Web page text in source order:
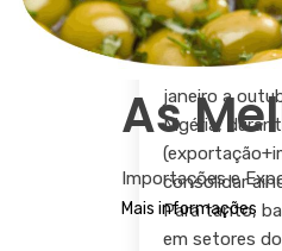
As
Importações e
Mais informações
por equipe
Brasília –
janeiro a
Nigéria,
consolidar
Para tanto,
em setores